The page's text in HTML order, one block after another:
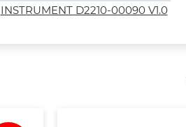
INSTRUMENT D2210-00090 V1.0